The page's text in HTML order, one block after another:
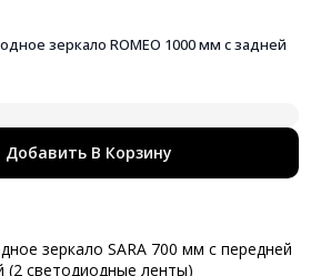
зеркало ROMEO 1000 мм с задней
Добавить В Корзину